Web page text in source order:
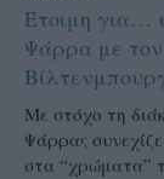
Έτοιμη για…
Ψάρρα με
Mε στόχο τη
Ψάρρας
στα “χρώματα”